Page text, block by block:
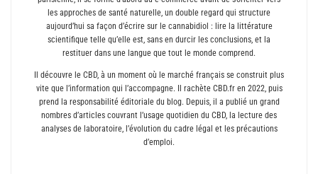
les approches de santé naturelle, un double regard qui structure
aujourd’hui sa façon d’écrire sur le cannabidiol : lire la littérature
scientifique telle qu’elle est, sans en durcir les conclusions, et la
restituer dans une langue que tout le monde comprend.
Il découvre le CBD, à un moment où le marché français se construit plus
vite que l’information qui l’accompagne. Il rachète CBD.fr en 2022, puis
prend la responsabilité éditoriale du blog. Depuis, il a publié un grand
nombres d’articles couvrant l’usage quotidien du CBD, la lecture des
analyses de laboratoire, l’évolution du cadre légal et les précautions
d’emploi.